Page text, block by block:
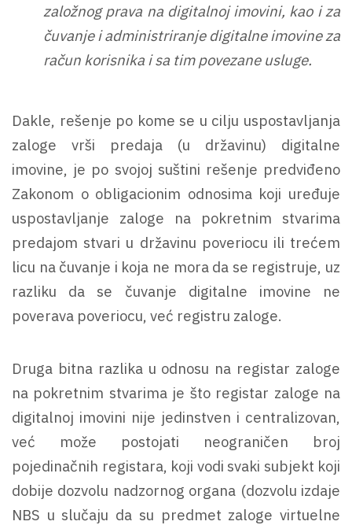
založnog prava na digitalnoj imovini, kao i za
čuvanje i administriranje digitalne imovine za
račun korisnika i sa tim povezane usluge.
Dakle, rešenje po kome se u cilju uspostavljanja
zaloge vrši predaja (u državinu) digitalne
imovine, je po svojoj suštini rešenje predviđeno
Zakonom o obligacionim odnosima koji uređuje
uspostavljanje zaloge na pokretnim stvarima
predajom stvari u državinu poveriocu ili trećem
licu na čuvanje i koja ne mora da se registruje, uz
razliku da se čuvanje digitalne imovine ne
poverava poveriocu, već registru zaloge.
Druga bitna razlika u odnosu na registar zaloge
na pokretnim stvarima je što registar zaloge na
digitalnoj imovini nije jedinstven i centralizovan,
već može postojati neograničen broj
pojedinačnih registara, koji vodi svaki subjekt koji
dobije dozvolu nadzornog organa (dozvolu izdaje
NBS u slučaju da su predmet zaloge virtuelne